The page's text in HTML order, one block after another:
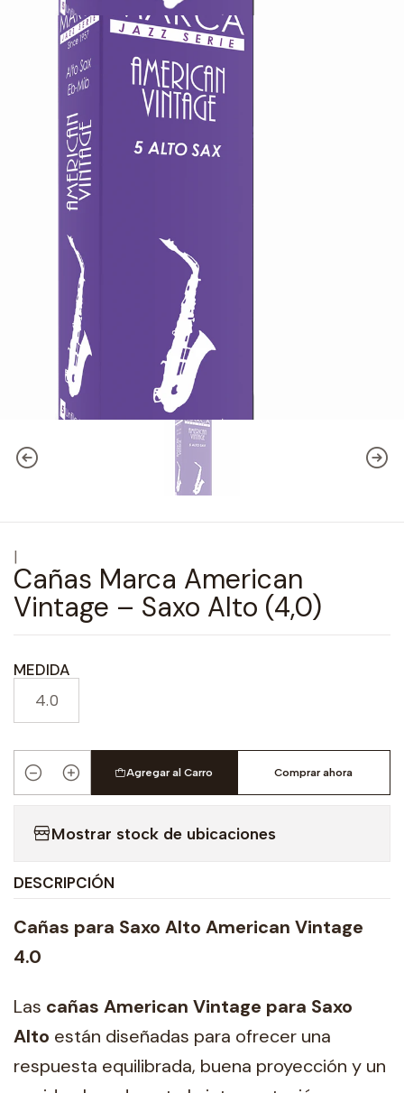
|
Cañas Marca American
Vintage – Saxo Alto (4,0)
MEDIDA
4.0
Cantidad
Agregar al Carro Comprar ahora
Mostrar stock de ubicaciones
DESCRIPCIÓN
Cañas para Saxo Alto American Vintage
4.0
Las cañas American Vintage para Saxo
Alto están diseñadas para ofrecer una
respuesta equilibrada, buena proyección y un